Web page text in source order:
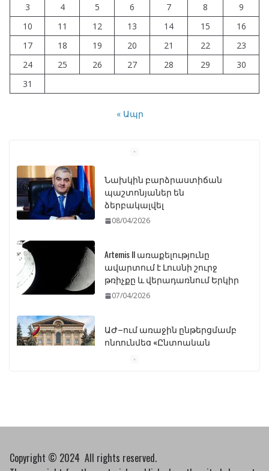
3
4 5 6 7 8
9
10
11 12 13 14 15
16
17
18 19 20 21 22
23
24
25 26 27 28 29
30
31
« Ապր
Նախկին բարձրաստիճան
պաշտոնյաներ են
ձերբակալվել
08/04/2026
Artemis II առաքելությունը
ավարտում է Լուսնի շուրջ
թռիչքը և վերադառնում Երկիր
07/04/2026
ԱԺ–ում առաջին ընթերցմամբ
ընդունվեց «Ընտրական
կբողոքարկի Գարեգին
սահմանափակման
վերացման որոշումը
Copyright © 2024 All rights reserved.